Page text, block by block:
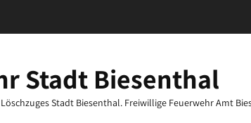
Stadt Biesenthal
Stadt Biesenthal. Freiwillige Feuerwehr Amt